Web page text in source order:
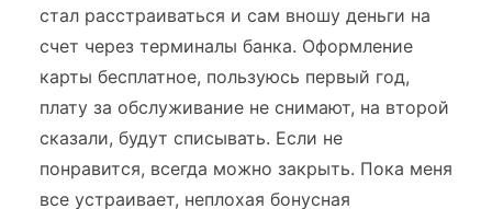
стал расстраиваться и сам вношу деньги на
счет через терминалы банка. Оформление
карты бесплатное, пользуюсь первый год,
плату за обслуживание не снимают, на второй
сказали, будут списывать. Если не
понравится, всегда можно закрыть. Пока меня
все устраивает, неплохая бонусная